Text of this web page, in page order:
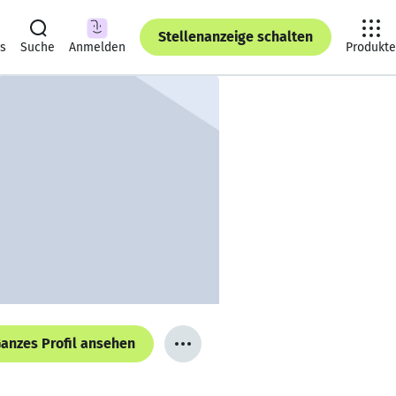
Suche Anmelden
Stellenanzeige schalten
Produkte
Profil ansehen